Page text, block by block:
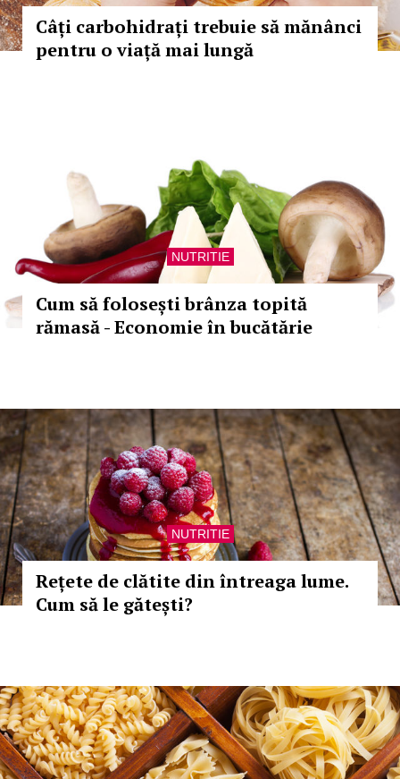
Câți carbohidrați trebuie să mănânci
pentru o viață mai lungă
NUTRITIE
Cum să folosești brânza topită
rămasă - Economie în bucătărie
NUTRITIE
Rețete de clătite din întreaga lume.
Cum să le gătești?